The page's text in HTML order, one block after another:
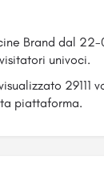
Brand dal 22-
univoci.
29111
piattaforma.